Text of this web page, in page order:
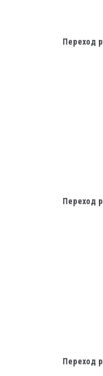
Переход
Переход
Переход